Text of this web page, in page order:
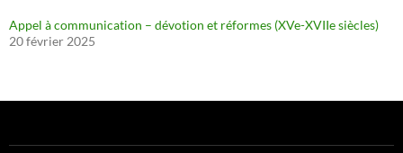
Appel à communication – dévotion et réformes (XVe-XVIIe siècles)
20 février 2025